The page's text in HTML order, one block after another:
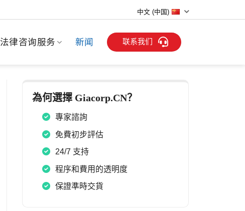
中文 (中国)
法律咨询服务 新闻 联系我们
為何選擇 Giacorp.CN？
專家諮詢
免費初步評估
24/7 支持
程序和費用的透明度
保證準時交貨